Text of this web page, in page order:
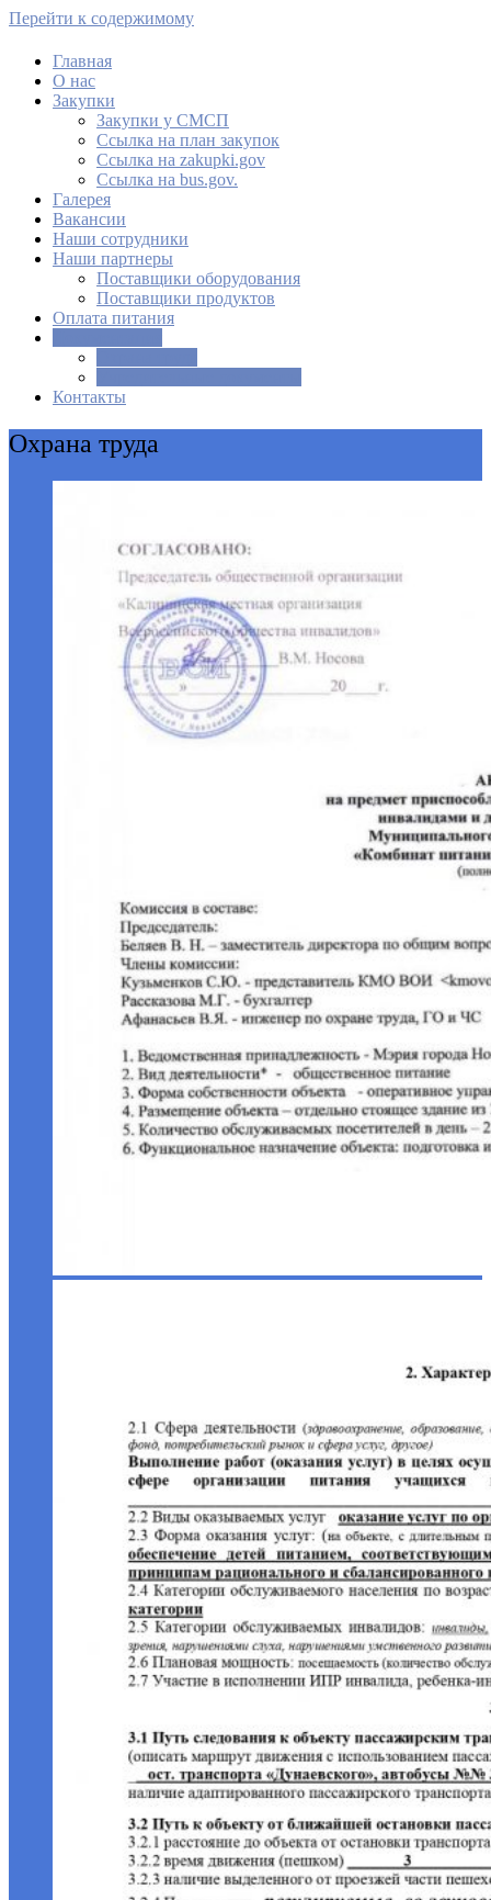
Перейти к содержимому
МАУ Комбинат питания
Главная
О нас
Закупки
Закупки у СМСП
Cсылка на план закупок
Cсылка на zakupki.gov
Ссылка на bus.gov.
Галерея
Вакансии
Наши сотрудники
Наши партнеры
Поставщики оборудования
Поставщики продуктов
Оплата питания
Контакты
Охрана труда